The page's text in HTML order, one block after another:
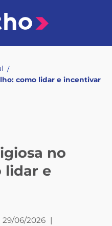
/
como lidar e incentivar
no
lidar e
29/06/2026 |